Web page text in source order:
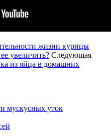
жизни курицы
увеличить? Следующая
из яйца в домашних
мускусных уток